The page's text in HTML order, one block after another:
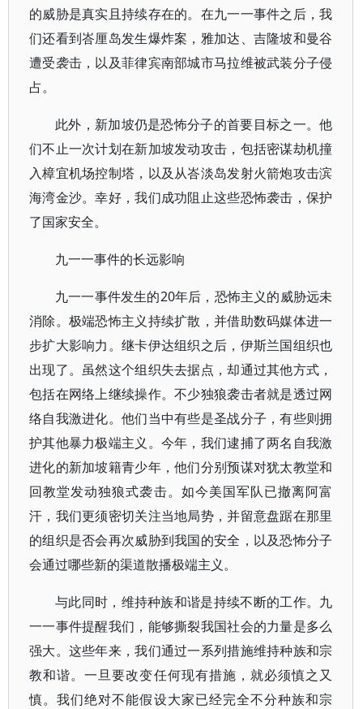
的威胁是真实且持续存在的。在九一一事件之后，我
们还看到峇厘岛发生爆炸案，雅加达、吉隆坡和曼谷
遭受袭击，以及菲律宾南部城市马拉维被武装分子侵
占。
此外，新加坡仍是恐怖分子的首要目标之一。他
们不止一次计划在新加坡发动攻击，包括密谋劫机撞
入樟宜机场控制塔，以及从峇淡岛发射火箭炮攻击滨
海湾金沙。幸好，我们成功阻止这些恐怖袭击，保护
了国家安全。
九一一事件的长远影响
九一一事件发生的20年后，恐怖主义的威胁远未
消除。极端恐怖主义持续扩散，并借助数码媒体进一
步扩大影响力。继卡伊达组织之后，伊斯兰国组织也
出现了。虽然这个组织失去据点，却通过其他方式，
包括在网络上继续操作。不少独狼袭击者就是透过网
络自我激进化。他们当中有些是圣战分子，有些则拥
护其他暴力极端主义。今年，我们逮捕了两名自我激
进化的新加坡籍青少年，他们分别预谋对犹太教堂和
回教堂发动独狼式袭击。如今美国军队已撤离阿富
汗，我们更须密切关注当地局势，并留意盘踞在那里
的组织是否会再次威胁到我国的安全，以及恐怖分子
会通过哪些新的渠道散播极端主义。
与此同时，维持种族和谐是持续不断的工作。九
一一事件提醒我们，能够撕裂我国社会的力量是多么
强大。这些年来，我们通过一系列措施维持种族和宗
教和谐。一旦要改变任何现有措施，就必须慎之又
慎。我们绝对不能假设大家已经完全不分种族和宗